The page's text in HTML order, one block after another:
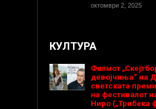
октомври 2, 2025
КУЛТУРА
Филмот
девојчиња“ на
светската
на фестивалот
Ниро („Трибека